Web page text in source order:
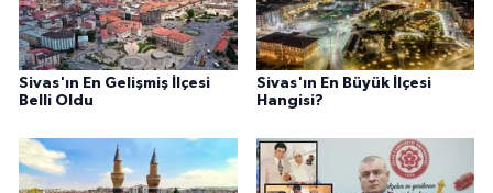
Sivas'ın En Gelişmiş İlçesi
Belli Oldu
Sivas'ın En Büyük İlçesi
Hangisi?